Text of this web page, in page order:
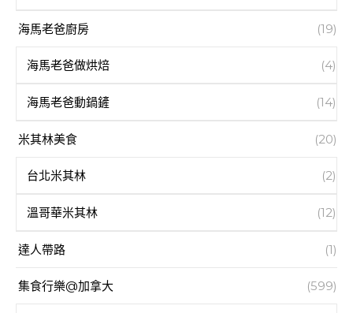
海馬老爸廚房 (19)
海馬老爸做烘焙 (4)
海馬老爸動鍋鏟 (14)
米其林美食 (20)
台北米其林 (2)
溫哥華米其林 (12)
達人帶路 (1)
集食行樂@加拿大 (599)